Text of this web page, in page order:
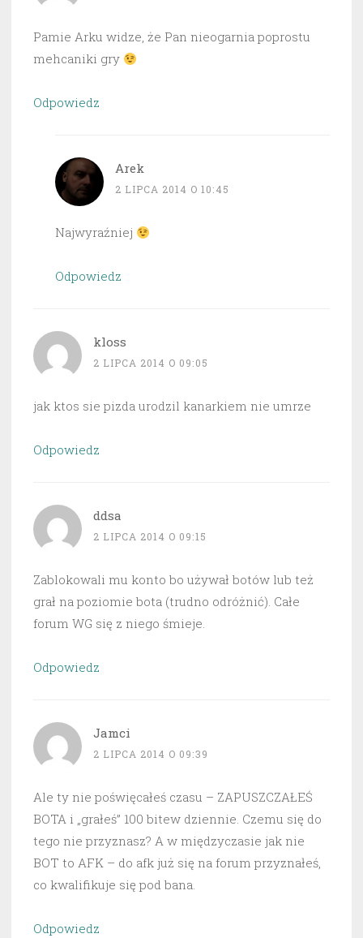
Pamie Arku widze, że Pan nieogarnia poprostu
mehcaniki gry
Odpowiedz
Arek
2 LIPCA 2014 O 10:45
Najwyraźniej
Odpowiedz
kloss
2 LIPCA 2014 O 09:05
jak ktos sie pizda urodzil kanarkiem nie umrze
Odpowiedz
ddsa
2 LIPCA 2014 O 09:15
Zablokowali mu konto bo używał botów lub też
grał na poziomie bota (trudno odróżnić). Całe
forum WG się z niego śmieje.
Odpowiedz
Jamci
2 LIPCA 2014 O 09:39
Ale ty nie poświęcałeś czasu – ZAPUSZCZAŁEŚ
BOTA i „grałeś” 100 bitew dziennie. Czemu się do
tego nie przyznasz? A w międzyczasie jak nie
BOT to AFK – do afk już się na forum przyznałeś,
co kwalifikuje się pod bana.
Odpowiedz